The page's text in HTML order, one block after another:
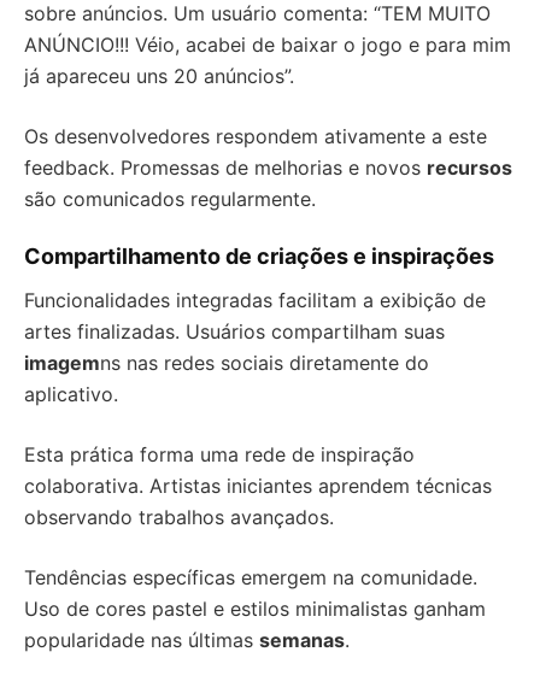
sobre anúncios. Um usuário comenta: “TEM MUITO
ANÚNCIO!!! Véio, acabei de baixar o jogo e para mim
já apareceu uns 20 anúncios”.
Os desenvolvedores respondem ativamente a este
feedback. Promessas de melhorias e novos recursos
são comunicados regularmente.
Compartilhamento de criações e inspirações
Funcionalidades integradas facilitam a exibição de
artes finalizadas. Usuários compartilham suas
imagemns nas redes sociais diretamente do
aplicativo.
Esta prática forma uma rede de inspiração
colaborativa. Artistas iniciantes aprendem técnicas
observando trabalhos avançados.
Tendências específicas emergem na comunidade.
Uso de cores pastel e estilos minimalistas ganham
popularidade nas últimas semanas.